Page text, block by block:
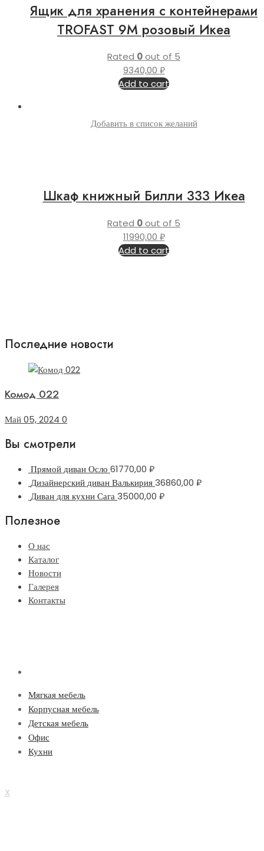
Ящик для хранения с контейнерами
TROFAST 9М розовый Икеа
Rated 0out of 5
9340,00 ₽
Add to cart
Добавить в список желаний
Шкаф книжный Билли 333 Икеа
Rated 0out of 5
11990,00 ₽
Add to cart
Последние новости
Комод 022
Май 05, 2024 0
Вы смотрели
Прямой диван Осло 61770,00 ₽
Дизайнерский диван Валькирия36860,00 ₽
Диван для кухни Сага35000,00 ₽
Полезное
О нас
Каталог
Новости
Галерея
Контакты
Мягкая мебель
Корпусная мебель
Детская мебель
Офис
Кухни
X